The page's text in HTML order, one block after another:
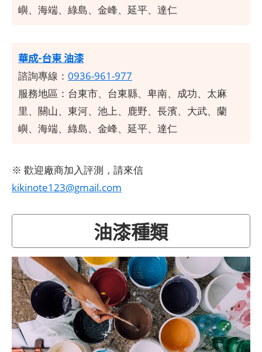
嶼、海端、綠島、金峰、延平、達仁
華成-台東油漆
諮詢專線： 0936-961-977
服務地區： 台東市、台東縣、卑南、成功、太麻
里、關山、東河、池上、鹿野、長濱、大武、蘭
嶼、海端、綠島、金峰、延平、達仁
※ 歡迎廠商加入評測，請來信
kikinote123@gmail.com
油漆種類